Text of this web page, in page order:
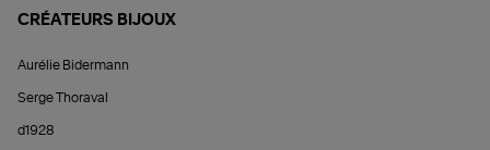
CRÉATEURS BIJOUX
Aurélie Bidermann
Serge Thoraval
d1928